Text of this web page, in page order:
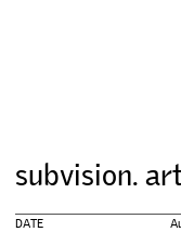
subvision. ar
DATE